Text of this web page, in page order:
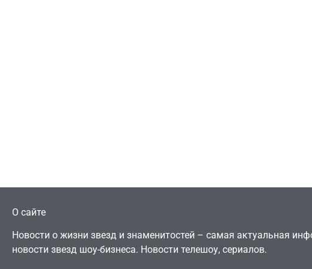
О сайте
Новости о жизни звезд и знаменитостей – самая актуальная
новости звезд шоу-бизнеса. Новости телешоу, сериалов.